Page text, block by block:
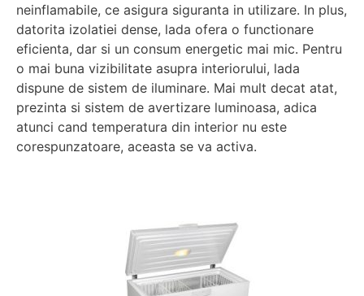
neinflamabile, ce asigura siguranta in utilizare. In plus,
datorita izolatiei dense, lada ofera o functionare
eficienta, dar si un consum energetic mai mic. Pentru
o mai buna vizibilitate asupra interiorului, lada
dispune de sistem de iluminare. Mai mult decat atat,
prezinta si sistem de avertizare luminoasa, adica
atunci cand temperatura din interior nu este
corespunzatoare, aceasta se va activa.